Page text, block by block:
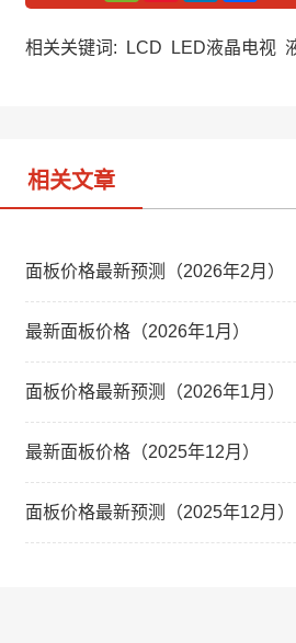
C
a
n
W
n
e
相关关键词: LCD LED液晶电视
相关文章
面板价格最新预测（2026年2月）
最新面板价格（2026年1月）
面板价格最新预测（2026年1月）
最新面板价格（2025年12月）
面板价格最新预测（2025年12月）